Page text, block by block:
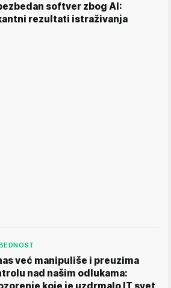
softver zbog AI:
rezultati istraživanja
već manipuliše i preuzima
nad našim odlukama: